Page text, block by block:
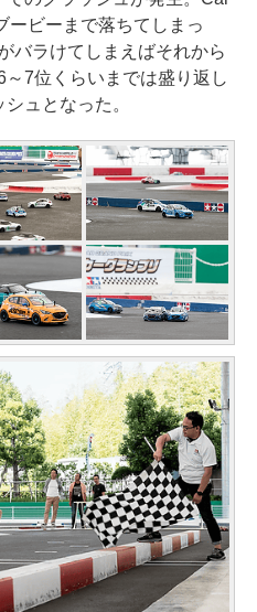
ービーまで落ちてしまっ
バラけてしまえばそれから
7位くらいまでは盛り返し
ュとなった。